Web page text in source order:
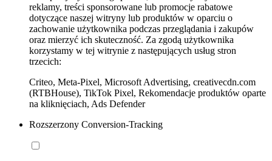
reklamy, treści sponsorowane lub promocje rabatowe
dotyczące naszej witryny lub produktów w oparciu o
zachowanie użytkownika podczas przeglądania i zakupów
oraz mierzyć ich skuteczność. Za zgodą użytkownika
korzystamy w tej witrynie z następujących usług stron
trzecich:
Criteo, Meta-Pixel, Microsoft Advertising, creativecdn.com
(RTBHouse), TikTok Pixel, Rekomendacje produktów oparte
na kliknięciach, Ads Defender
Rozszerzony Conversion-Tracking